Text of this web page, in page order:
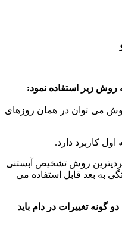
زیر استفاده نمود:
می توان در همان روزهای
کاربرد دارد.
روش تشخیص آبستنی
است که معمولاً از ۶ هفتگی به بعد قابل استفاده می
تغییرات در دام باید